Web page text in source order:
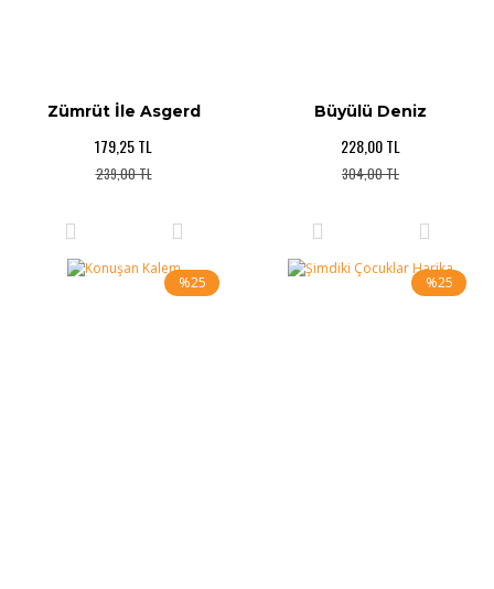
Zümrüt İle Asgerd
179,25 TL
239,00 TL
Büyülü Deniz
228,00 TL
304,00 TL
%25 %25